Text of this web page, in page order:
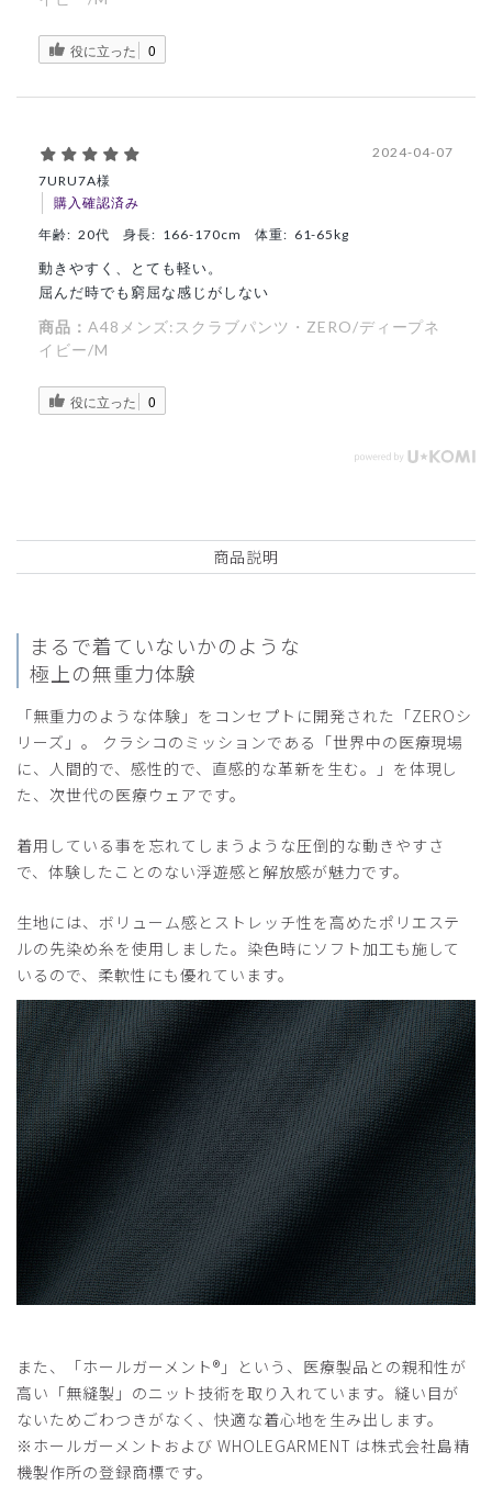
役に立った 0
7URU7A様
購入確認済み
2024-04-07
年齢: 20代 身長: 166-170cm 体重: 61-65kg
動きやすく、とても軽い。
屈んだ時でも窮屈な感じがしない
商品： A48メンズ:スクラブパンツ・ZERO/ディープネ
イビー/M
役に立った 0
商品説明
まるで着ていないかのような
極上の無重力体験
「無重力のような体験」をコンセプトに開発された「ZEROシ
リーズ」。 クラシコのミッションである「世界中の医療現場
に、人間的で、感性的で、直感的な革新を生む。」を体現し
た、次世代の医療ウェアです。
着用している事を忘れてしまうような圧倒的な動きやすさ
で、体験したことのない浮遊感と解放感が魅力です。
生地には、ボリューム感とストレッチ性を高めたポリエステ
ルの先染め糸を使用しました。染色時にソフト加工も施して
いるので、柔軟性にも優れています。
また、「ホールガーメント®️」という、医療製品との親和性が
高い「無縫製」のニット技術を取り入れています。縫い目が
ないためごわつきがなく、快適な着心地を生み出します。
※ホールガーメントおよび WHOLEGARMENT は株式会社島精
機製作所の登録商標です。